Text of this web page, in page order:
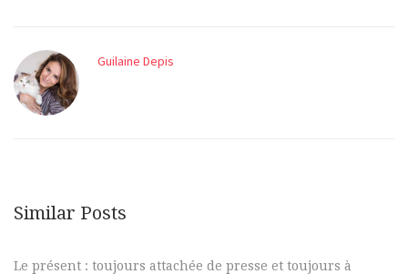
Guilaine Depis
Similar Posts
Le présent : toujours attachée de presse et toujours à